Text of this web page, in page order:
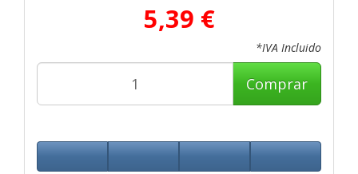
5,39 €
*IVA Incluido
Comprar